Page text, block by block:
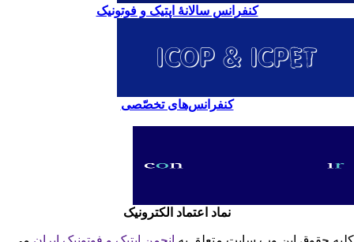
کنفرانس سالانۀ اپتیک و فوتونیک
کنفرانس‌های تخصّصی
نماد اعتماد الکترونیک